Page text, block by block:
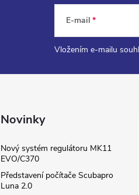
E-mail
Vložením e-mailu
Novinky
Nový systém regulátoru MK11
EVO/C370
Představení počítače Scubapro
Luna 2.0